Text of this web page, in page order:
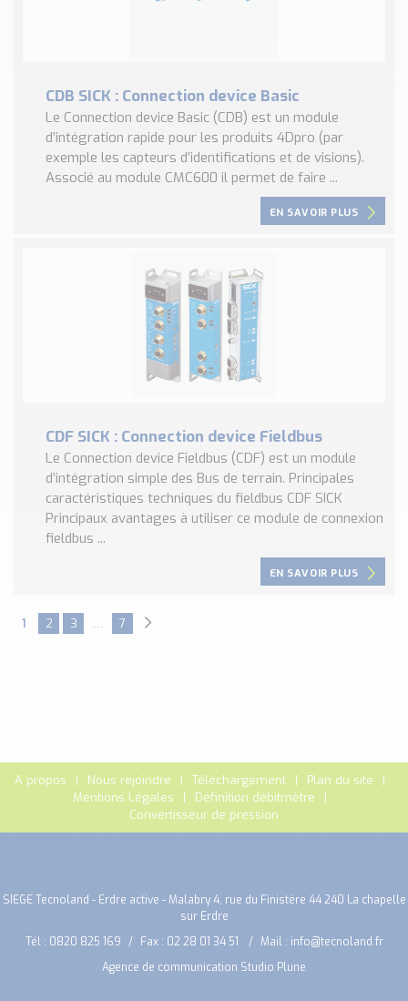
CDB SICK : Connection device Basic
Le Connection device Basic (CDB) est un module
d’intégration rapide pour les produits 4Dpro (par
exemple les capteurs d’identifications et de visions).
Associé au module CMC600 il permet de faire ...
EN SAVOIR PLUS
CDF SICK : Connection device Fieldbus
Le Connection device Fieldbus (CDF) est un module
d’intégration simple des Bus de terrain. Principales
caractéristiques techniques du fieldbus CDF SICK
Principaux avantages à utiliser ce module de connexion
fieldbus ...
EN SAVOIR PLUS
1 2 3 … 7
A propos Nous rejoindre Téléchargement
Plan du site
Mentions Légales
Définition débitmètre
Convertisseur de pression
SIEGE Tecnoland - Erdre active - Malabry 4, rue du Finistère 44 240 La chapelle
sur Erdre
Tél : 0820 825 169 Fax : 02 28 01 34 51 Mail : info@tecnoland.fr
Agence de communication Studio Plune